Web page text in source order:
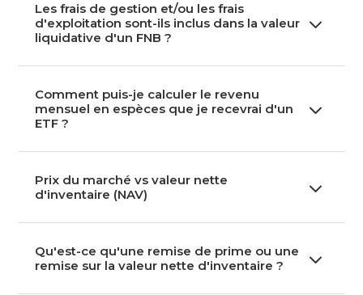
Les frais de gestion et/ou les frais
d'exploitation sont-ils inclus dans la valeur
liquidative d'un FNB ?
3
Comment puis-je calculer le revenu
mensuel en espèces que je recevrai d'un
ETF ?
3
Prix du marché vs valeur nette
d'inventaire (NAV)
3
Qu'est-ce qu'une remise de prime ou une
remise sur la valeur nette d'inventaire ?
3